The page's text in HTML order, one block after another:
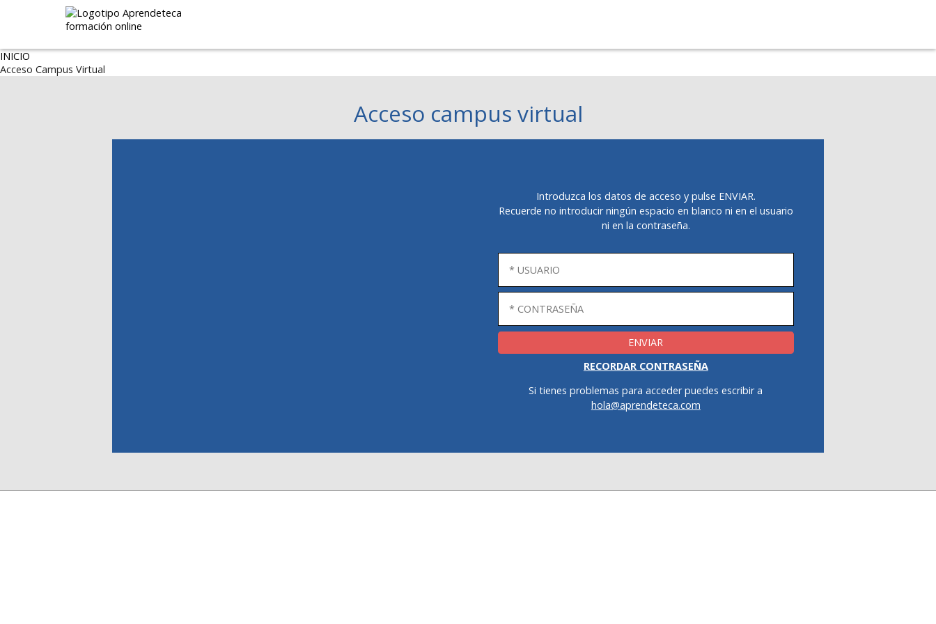
INICIO
Acceso Campus Virtual
Acceso campus virtual
Introduzca los datos de acceso y pulse ENVIAR.
Recuerde no introducir ningún espacio en blanco ni en el usuario
ni en la contraseña.
RECORDAR CONTRASEÑA
Si tienes problemas para acceder puedes escribir a
hola@aprendeteca.com